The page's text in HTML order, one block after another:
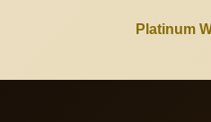
Platinum